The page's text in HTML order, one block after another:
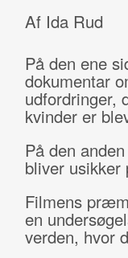
Af Ida Rud
På den ene
dokumentar
udfordringer,
kvinder er
På den
bliver usikker
Filmens
en
verden, hvor